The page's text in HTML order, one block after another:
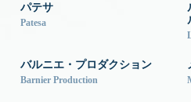
パテサ
Patesa
バルニエ・プロダクション
Barnier Production